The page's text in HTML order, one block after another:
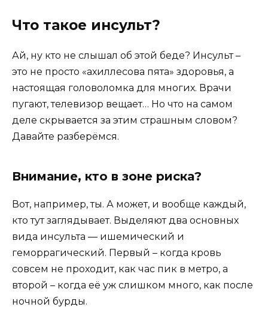
Что такое инсульт?
Ай, ну кто не слышал об этой беде? Инсульт –
это не просто «ахиллесова пята» здоровья, а
настоящая головоломка для многих. Врачи
пугают, телевизор вещает… Но что на самом
деле скрывается за этим страшным словом?
Давайте разберёмся.
Внимание, кто в зоне риска?
Вот, например, ты. А может, и вообще каждый,
кто тут заглядывает. Выделяют два основных
вида инсульта ― ишемический и
геморрагический. Первый – когда кровь
совсем не проходит, как час пик в метро, а
второй – когда её уж слишком много, как после
ночной бурды.